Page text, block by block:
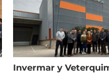
Invermar y